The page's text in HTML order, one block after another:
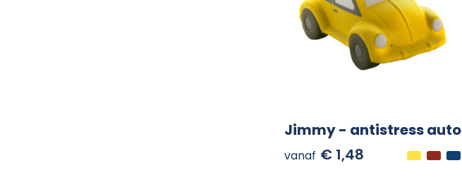
Jimmy - antistress auto
vanaf € 1,48